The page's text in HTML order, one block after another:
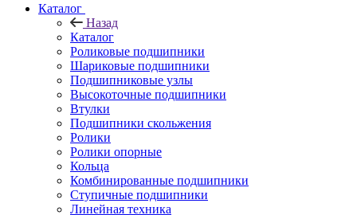
Каталог
Назад
Каталог
Роликовые подшипники
Шариковые подшипники
Подшипниковые узлы
Высокоточные подшипники
Втулки
Подшипники скольжения
Ролики
Ролики опорные
Кольца
Комбинированные подшипники
Ступичные подшипники
Линейная техника